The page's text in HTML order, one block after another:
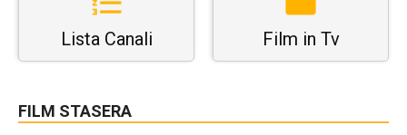
Lista Canali Film in Tv
FILM STASERA